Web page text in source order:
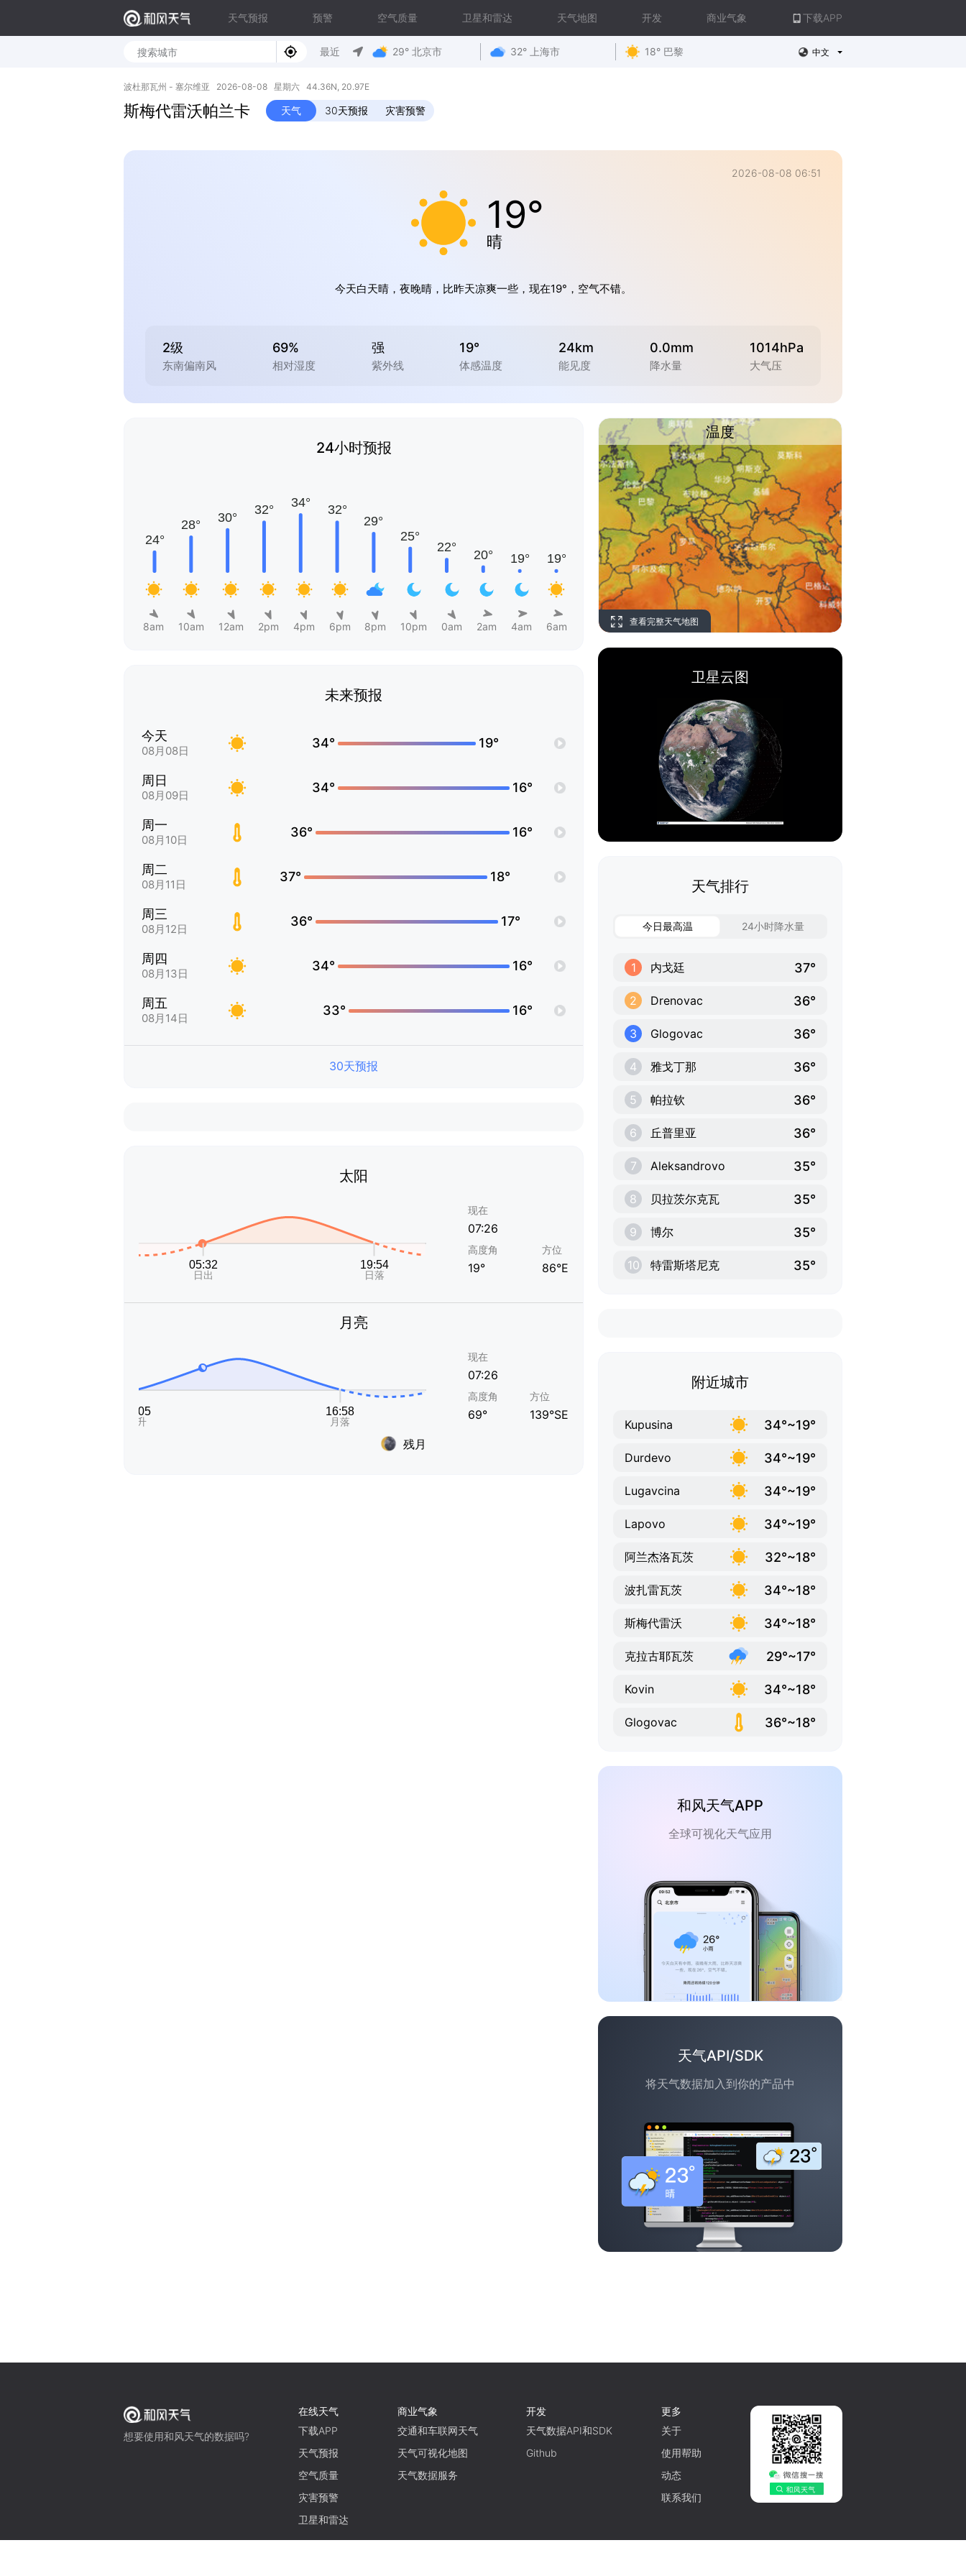
天气预报 预警 空气质量 卫星和雷达 天气地图 开发 商业气象 下载APP
最近 29° 北京市 32° 上海市 18° 巴黎 中文
波杜那瓦州 - 塞尔维亚 2026-08-08 星期六 44.36N, 20.97E
斯梅代雷沃帕兰卡 天气 30天预报 灾害预警
2026-08-08 06:51
19°
晴
今天白天晴，夜晚晴，比昨天凉爽一些，现在19°，空气不错。
2级
东南偏南风
69%
相对湿度
强
紫外线
19°
体感温度
24km
能见度
0.0mm
降水量
1014hPa
大气压
24小时预报
8am 10am 12am 2pm 4pm 6pm 8pm 10pm 0am 2am 4am 6am
未来预报
今天
08月08日
34° 19°
周日
08月09日
34° 16°
周一
08月10日
36° 16°
周二
08月11日
37° 18°
周三
08月12日
36° 17°
周四
08月13日
34° 16°
周五
08月14日
33° 16°
30天预报
太阳
现在
07:26
高度角
19°
方位
86°E
月亮
残月
现在
07:26
高度角
69°
方位
139°SE
温度
查看完整天气地图
卫星云图
天气排行
今日最高温 24小时降水量
1 内戈廷 37°
2 Drenovac 36°
3 Glogovac 36°
4 雅戈丁那 36°
5 帕拉钦 36°
6 丘普里亚 36°
7 Aleksandrovo 35°
8 贝拉茨尔克瓦 35°
9 博尔 35°
10 特雷斯塔尼克 35°
附近城市
Kupusina 34°~19°
Durdevo 34°~19°
Lugavcina 34°~19°
Lapovo 34°~19°
阿兰杰洛瓦茨 32°~18°
波扎雷瓦茨 34°~18°
斯梅代雷沃 34°~18°
克拉古耶瓦茨 29°~17°
Kovin 34°~18°
Glogovac 36°~18°
和风天气APP
全球可视化天气应用
天气API/SDK
将天气数据加入到你的产品中
想要使用和风天气的数据吗?
在线天气
下载APP
天气预报
空气质量
灾害预警
卫星和雷达
商业气象
交通和车联网天气
天气可视化地图
天气数据服务
开发
天气数据API和SDK
Github
更多
关于
使用帮助
动态
联系我们